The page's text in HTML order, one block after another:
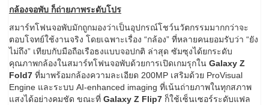
กล้องจอพับ ก็ถ่ายภาพระดับโปร
สมาร์ทโฟนจอพับมักถูกมองว่าเป็นอุปกรณ์โชว์นวัตกรรมมากกว่าจะ
ตอบโจทย์ใช้งานจริง โดยเฉพาะเรื่อง “กล้อง” ที่หลายคนยอมรับว่า “ยัง
ไม่ถึง” เทียบกับมือถือเรือธงแบบจอปกติ ล่าสุด ซัมซุงได้ยกระดับ
คุณภาพกล้องในสมาร์ทโฟนจอพับด้วยการเปิดเกมรุกใน Galaxy Z
Fold7 ที่มาพร้อมกล้องความละเอียด 200MP เสริมด้วย ProVisual
Engine และระบบ AI-enhanced imaging ที่เน้นถ่ายภาพในทุกสภาพ
แสงได้อย่างคมชัด ขณะที่ Galaxy Z Flip7 ก็ใช้เซ็นเซอร์ระดับแฟล